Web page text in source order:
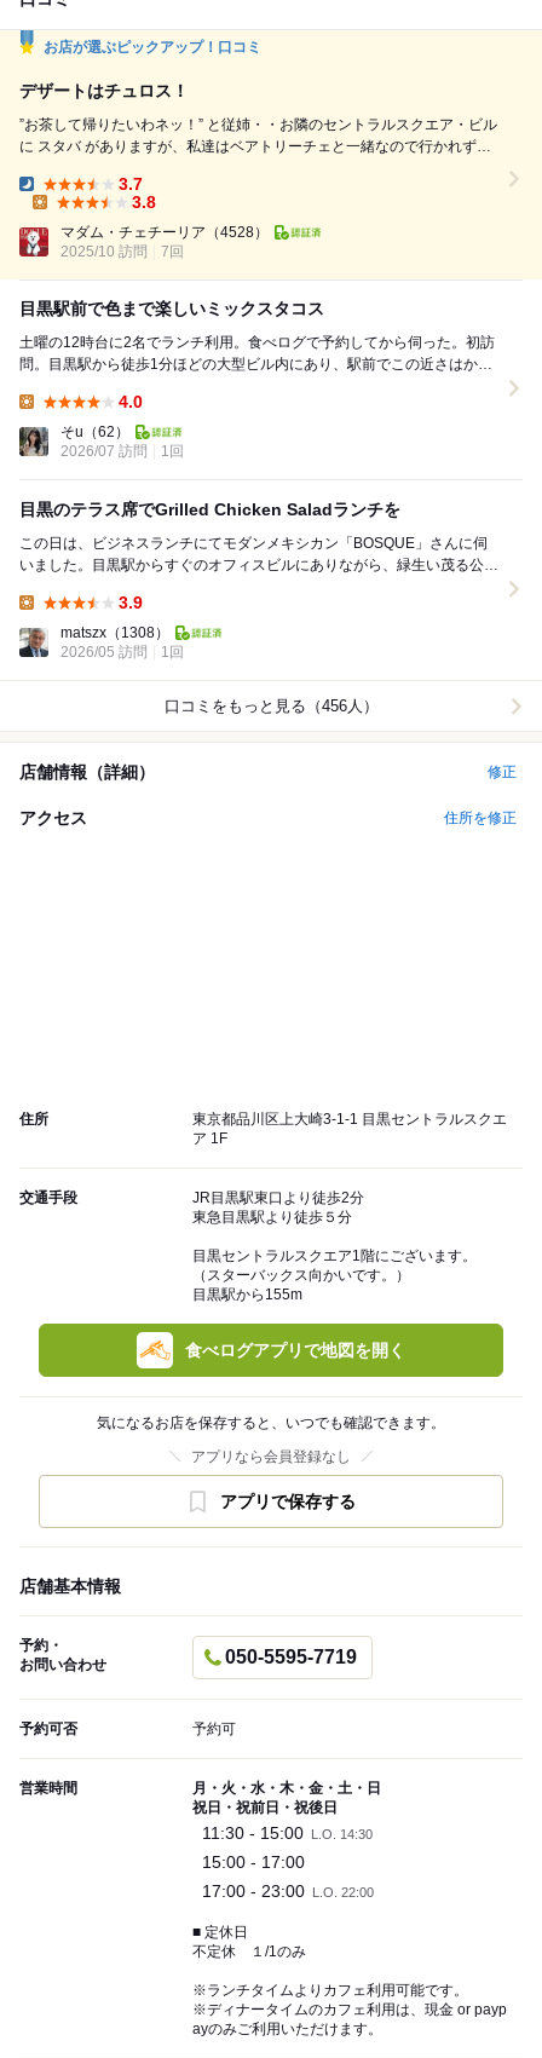
お店が選ぶピックアップ！口コミ
デザートはチュロス！
”お茶して帰りたいわネッ！” と従姉・・お隣のセントラルスクエア・ビル
に スタバ がありますが、私達はベアトリーチェと一緒なので行かれずボ
すがオール ・デイでお茶でも、ワインでも〜♬ ランチ・タイムは激混み
ですがこれまで テラスが満席で座れなかったということはありません。
ただ、私はベアトリ ーチェとゆっくり寛げる中央のロ...
Dinner:
3.7
3.8
マダム・チェチーリア （4528）
2025/10 訪問
7回
目黒駅前で色まで楽しいミックスタコス
土曜の12時台に2名でランチ利用。食べログで予約してから伺った。初訪
問。目黒駅から徒歩1分ほどの大型ビル内にあり、駅前でこの近さはかな
4.0
そu （62）
2026/07 訪問
1回
目黒のテラス席でGrilled Chicken Saladランチを
この日は、ビジネスランチにてモダンメキシカン「BOSQUE」さんに伺
いました。目黒駅からすぐのオフィスビルにありながら、緑生い茂る公園
3.9
matszx （1308）
2026/05 訪問
1回
口コミをもっと見る（456人）
店舗情報（詳細） 修正
アクセス 住所を修正
住所
東京都品川区上大崎3-1-1 目黒セントラルスクエ
ア 1F
交通手段
JR目黒駅東口より徒歩2分
東急目黒駅より徒歩５分
目黒セントラルスクエア1階にございます。
（スターバックス向かいです。）
目黒駅から155m
食べログアプリで地図を開く
気になるお店を保存すると、いつでも確認できます。
アプリなら会員登録なし
アプリで保存する
店舗基本情報
予約・
お問い合わせ
050-5595-7719
予約可否 予約可
営業時間
月・火・水・木・金・土・日
祝日・祝前日・祝後日
11:30 - 15:00 L.O. 14:30
15:00 - 17:00
17:00 - 23:00 L.O. 22:00
■ 定休日
不定休 １/1のみ
※ランチタイムよりカフェ利用可能です。
※ディナータイムのカフェ利用は、現金 or payp
ayのみご利用いただけます。